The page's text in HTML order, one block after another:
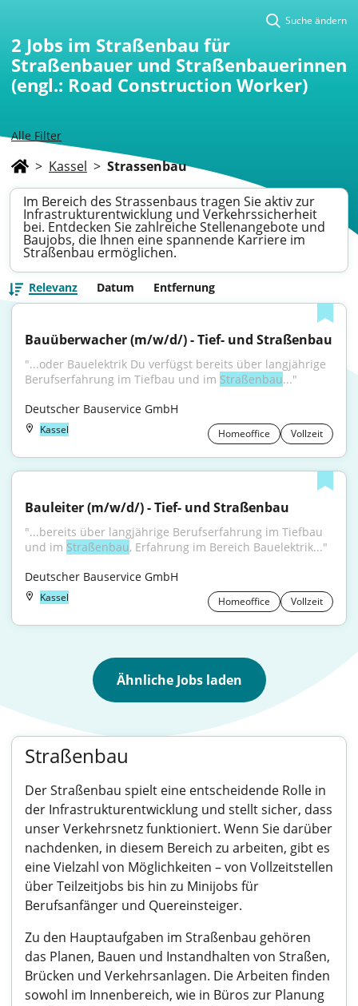
Alle Filter
Suche ändern
2 Jobs im Straßenbau für
Straßenbauer und Straßenbauerinnen
(engl.: Road Construction Worker)
> Kassel > Strassenbau
Im Bereich des Strassenbaus tragen Sie aktiv zur
Infrastrukturentwicklung und Verkehrssicherheit
bei. Entdecken Sie zahlreiche Stellenangebote und
Baujobs, die Ihnen eine spannende Karriere im
Straßenbau ermöglichen.
Relevanz Datum Entfernung
Bauüberwacher (m/w/d/) - Tief- und Straßenbau
"...oder Bauelektrik Du verfügst bereits über langjährige
Berufserfahrung im Tiefbau und im Straßenbau..."
Deutscher Bauservice GmbH
Kassel Homeoffice Vollzeit
Bauleiter (m/w/d/) - Tief- und Straßenbau
"...bereits über langjährige Berufserfahrung im Tiefbau
und im Straßenbau, Erfahrung im Bereich Bauelektrik..."
Deutscher Bauservice GmbH
Kassel Homeoffice Vollzeit
Ähnliche Jobs laden
Straßenbau
Der Straßenbau spielt eine entscheidende Rolle in
der Infrastrukturentwicklung und stellt sicher, dass
unser Verkehrsnetz funktioniert. Wenn Sie darüber
nachdenken, in diesem Bereich zu arbeiten, gibt es
eine Vielzahl von Möglichkeiten – von Vollzeitstellen
über Teilzeitjobs bis hin zu Minijobs für
Berufsanfänger und Quereinsteiger.
Zu den Hauptaufgaben im Straßenbau gehören
das Planen, Bauen und Instandhalten von Straßen,
Brücken und Verkehrsanlagen. Die Arbeiten finden
sowohl im Innenbereich, wie in Büros zur Planung